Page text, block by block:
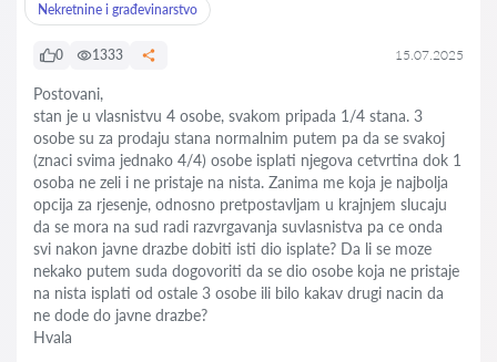
Nekretnine i građevinarstvo
0 1333 15.07.2025
Postovani,
stan je u vlasnistvu 4 osobe, svakom pripada 1/4 stana. 3
osobe su za prodaju stana normalnim putem pa da se svakoj
(znaci svima jednako 4/4) osobe isplati njegova cetvrtina dok 1
osoba ne zeli i ne pristaje na nista. Zanima me koja je najbolja
opcija za rjesenje, odnosno pretpostavljam u krajnjem slucaju
da se mora na sud radi razvrgavanja suvlasnistva pa ce onda
svi nakon javne drazbe dobiti isti dio isplate? Da li se moze
nekako putem suda dogovoriti da se dio osobe koja ne pristaje
na nista isplati od ostale 3 osobe ili bilo kakav drugi nacin da
ne dode do javne drazbe?
Hvala